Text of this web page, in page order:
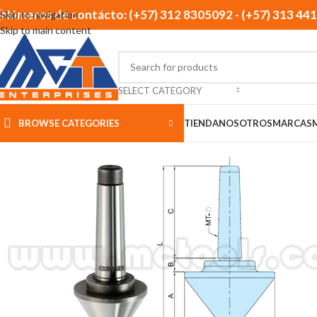
Skip to navigation
Skip to main content
Números de contácto: (+57) 312 8305092 - (+57) 313
SELECT CATEGORY
BROWSE CATEGORIES TIENDANOSOTROSMARCAS